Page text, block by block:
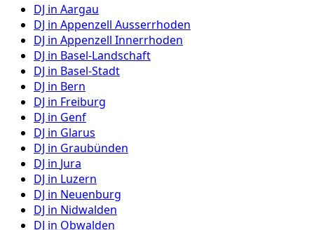
DJ in Aargau
DJ in Appenzell Ausserrhoden
DJ in Appenzell Innerrhoden
DJ in Basel-Landschaft
DJ in Basel-Stadt
DJ in Bern
DJ in Freiburg
DJ in Genf
DJ in Glarus
DJ in Graubünden
DJ in Jura
DJ in Luzern
DJ in Neuenburg
DJ in Nidwalden
DJ in Obwalden